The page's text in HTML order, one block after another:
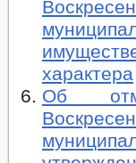
характера
Об